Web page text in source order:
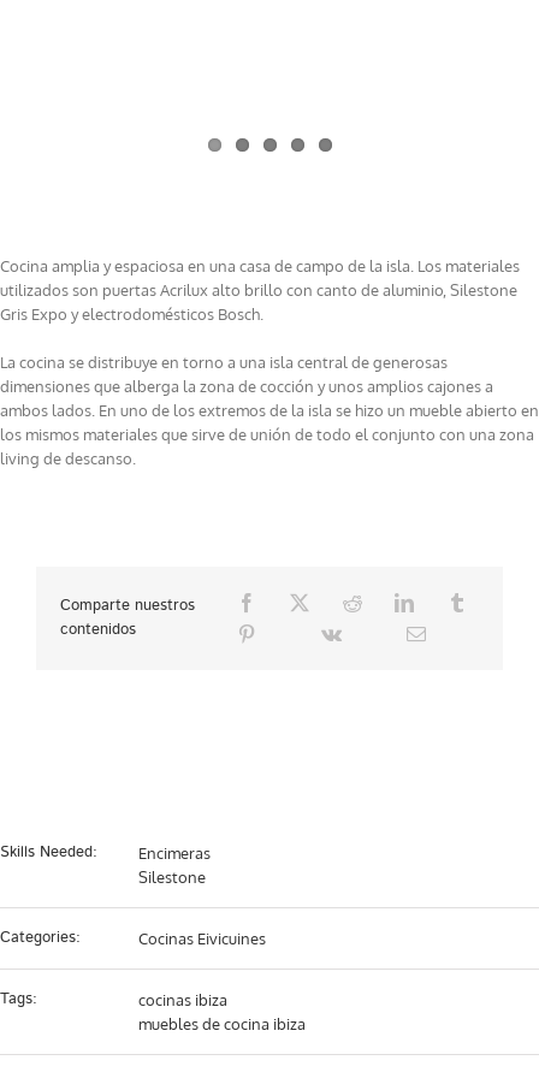
Cocina amplia y espaciosa en una casa de campo de la isla. Los materiales
utilizados son puertas Acrilux alto brillo con canto de aluminio, Silestone
Gris Expo y electrodomésticos Bosch.
La cocina se distribuye en torno a una isla central de generosas
dimensiones que alberga la zona de cocción y unos amplios cajones a
ambos lados. En uno de los extremos de la isla se hizo un mueble abierto en
los mismos materiales que sirve de unión de todo el conjunto con una zona
living de descanso.
Comparte nuestros
contenidos
Skills Needed:
Encimeras
Silestone
Categories: Cocinas Eivicuines
Tags:
cocinas ibiza
muebles de cocina ibiza